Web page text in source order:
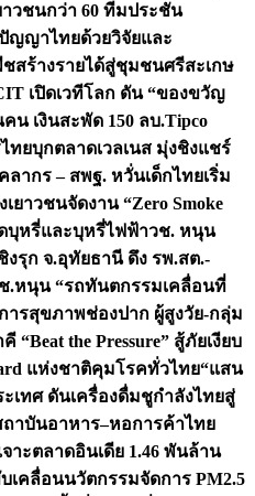
าวชนกว่า 60 ทีมประชัน
ญญาไทยด้วยวิจัยและ
สร้างรายได้สู่ชุมชนศรีสะเกษ
เปิดเวทีโลก ดัน “ของขวัญ
น เงินสะพัด 150 ลบ.Tipco
ทยบุกตลาดเวลเนส มุ่งชิงแชร์
ากร – สพฐ. หวั่นเด็กไทยเริ่ม
ยาวชนจัดงาน “Zero Smoke
บุหรี่และบุหรี่ไฟฟ้าวช. หนุน
งรุก จ.อุทัยธานี ดึง รพ.สต.-
.หนุน “รถทันตกรรมเคลื่อนที่
ารสุขภาพช่องปาก ผู้สูงวัย-กลุ่ม
“Beat the Pressure” สู้ภัยเงียบ
แห่งชาติคุมโรคทั่วไทย“แสน
เทศ ดันเครื่องดื่มชูกำลังไทยสู่
ถาบันอาหาร–หอการค้าไทย
าะตลาดอินเดีย 1.46 พันล้าน
เคลื่อนนวัตกรรมจัดการ PM2.5